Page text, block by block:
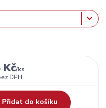
Kč/ks
DPH
Přidat do košíku